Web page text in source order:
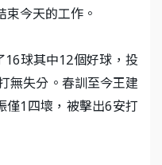
今天的工作。
球其中12個好球，投
無失分。春訓至今王建
僅1四壞，被擊出6安打